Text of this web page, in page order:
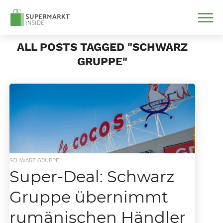
ALL POSTS TAGGED "SCHWARZ
GRUPPE"
SCHWARZ GRUPPE
Super-Deal: Schwarz
Gruppe übernimmt
rumänischen Händler